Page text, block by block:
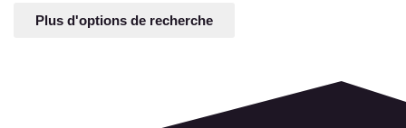
Plus d'options de recherche